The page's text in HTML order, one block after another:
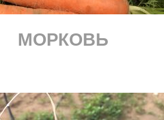
МОРКОВЬ